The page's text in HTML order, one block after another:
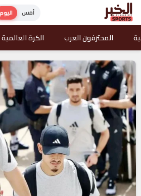
أمس اليوم
المحترفون العرب الكرة العالمية